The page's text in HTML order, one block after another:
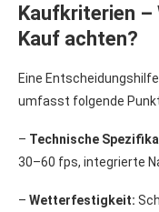
Kaufkriterien –
Kauf achten?
Eine
umfasst folgende
– Technische
30–60 fps, integrierte
– Wetterfestigkeit: